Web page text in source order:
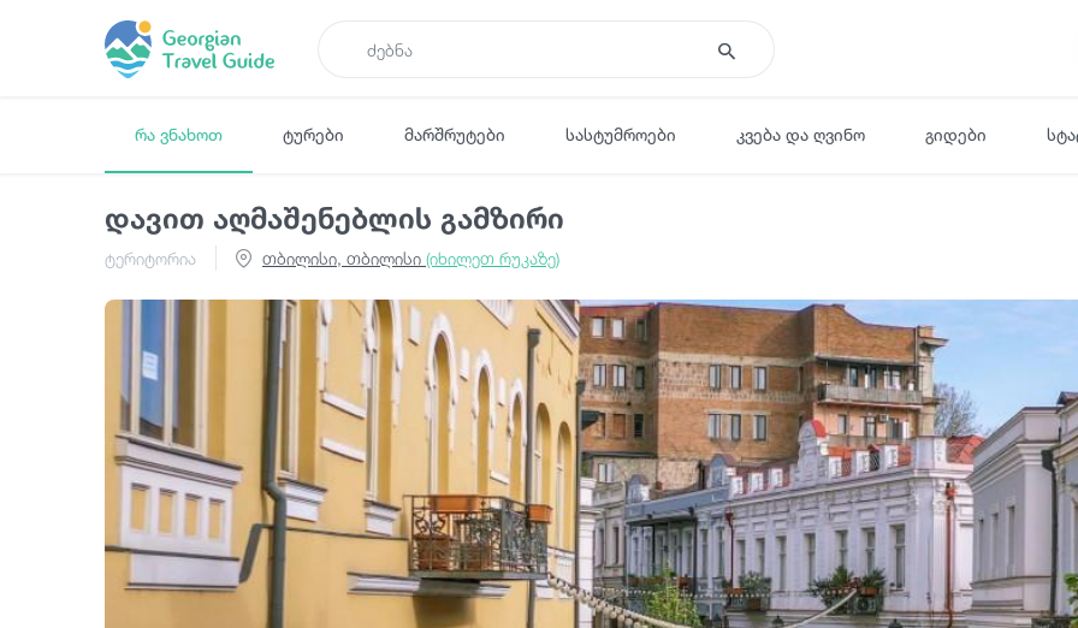
რა ვნახოთ ტურები მარშრუტები სასტუმროები კვება და ღვინო გიდები
დავით აღმაშენებლის გამზირი
ტერიტორია თბილისი, თბილისი (იხილეთ რუკაზე)